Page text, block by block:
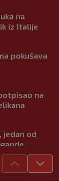
na
iz Italije
pokušava
na
jedan od
za Litvu?